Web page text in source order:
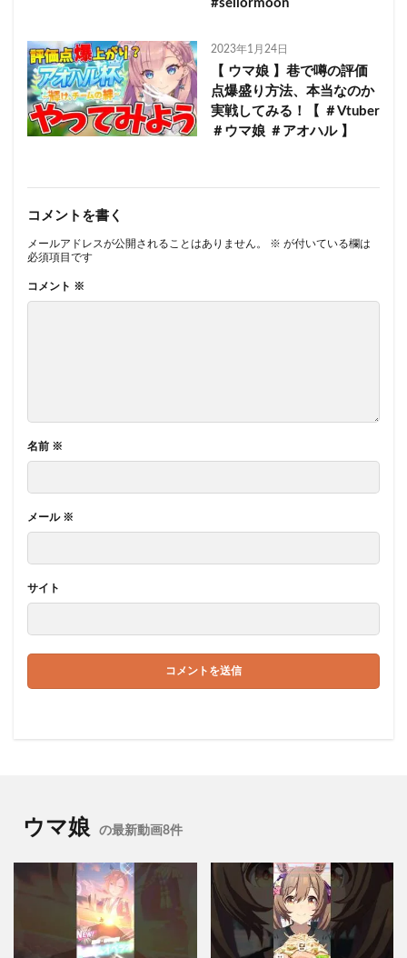
#seilormoon
2023年1月24日
【 ウマ娘 】巷で噂の評価
点爆盛り方法、本当なのか
実戦してみる！【 ＃Vtuber
＃ウマ娘 ＃アオハル 】
コメントを書く
メールアドレスが公開されることはありません。 ※ が付いている欄は
必須項目です
コメント ※
名前 ※
メール ※
サイト
ウマ娘 の最新動画8件